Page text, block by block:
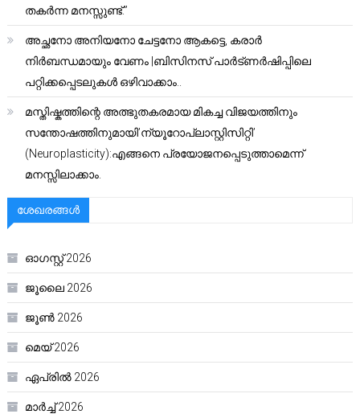
തകർന്ന മനസ്സുണ്ട്.”
അച്ഛനോ അനിയനോ ചേട്ടനോ ആകട്ടെ, കരാർ
നിർബന്ധമായും വേണം |ബിസിനസ് പാർട്ണർഷിപ്പിലെ
പറ്റിക്കപ്പെടലുകൾ ഒഴിവാക്കാം..
മസ്തിഷ്കത്തിന്റെ അത്ഭുതകരമായ മികച്ച വിജയത്തിനും
സന്തോഷത്തിനുമായി’ന്യൂറോപ്ലാസ്റ്റിസിറ്റി’
(Neuroplasticity):എങ്ങനെ പ്രയോജനപ്പെടുത്താമെന്ന്
മനസ്സിലാക്കാം.
ശേഖരങ്ങൾ
ഓഗസ്റ്റ്‌ 2026
ജൂലൈ 2026
ജൂൺ 2026
മെയ്‌ 2026
ഏപ്രിൽ 2026
മാർച്ച്‌ 2026